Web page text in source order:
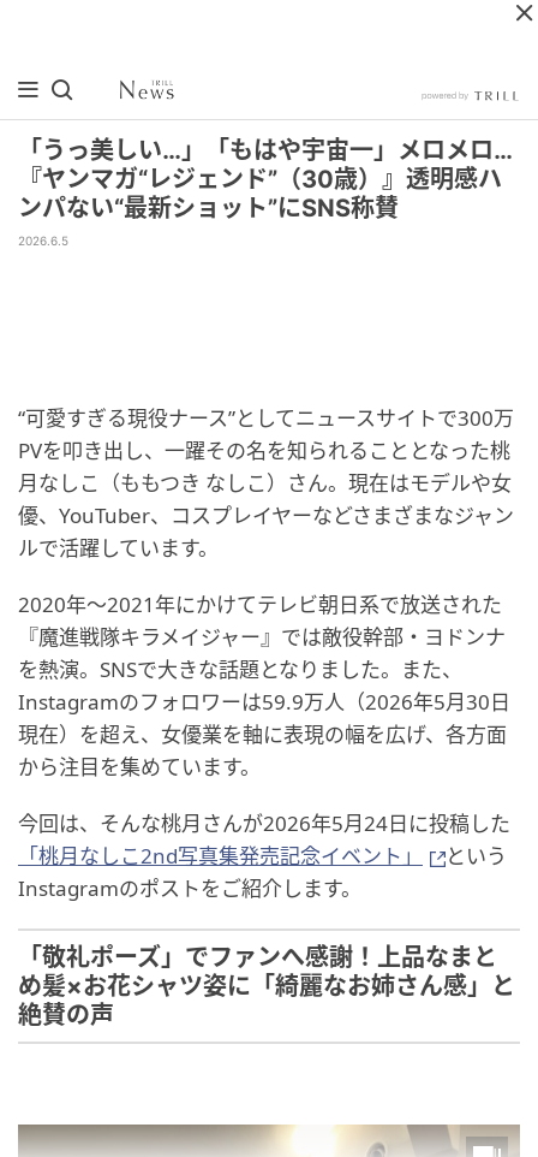
「うっ美しい…」「もはや宇宙一」メロメロ…
『ヤンマガ“レジェンド”（30歳）』透明感ハ
ンパない“最新ショット”にSNS称賛
2026.6.5
“可愛すぎる現役ナース”としてニュースサイトで300万
PVを叩き出し、一躍その名を知られることとなった桃
月なしこ（ももつき なしこ）さん。現在はモデルや女
優、YouTuber、コスプレイヤーなどさまざまなジャン
ルで活躍しています。
2020年～2021年にかけてテレビ朝日系で放送された
『魔進戦隊キラメイジャー』では敵役幹部・ヨドンナ
を熱演。SNSで大きな話題となりました。また、
Instagramのフォロワーは59.9万人（2026年5月30日
現在）を超え、女優業を軸に表現の幅を広げ、各方面
から注目を集めています。
今回は、そんな桃月さんが2026年5月24日に投稿した
「桃月なしこ2nd写真集発売記念イベント」
という
Instagramのポストをご紹介します。
「敬礼ポーズ」でファンへ感謝！上品なまと
め髪×お花シャツ姿に「綺麗なお姉さん感」と
絶賛の声